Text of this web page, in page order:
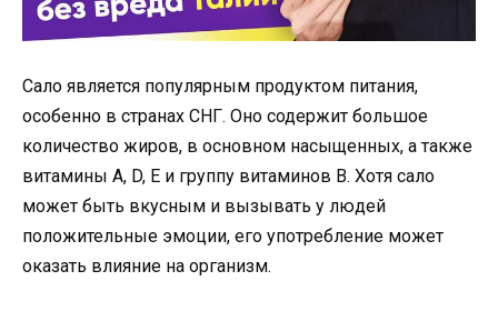
Сало является популярным продуктом питания,
особенно в странах СНГ. Оно содержит большое
количество жиров, в основном насыщенных, а также
витамины A, D, E и группу витаминов B. Хотя сало
может быть вкусным и вызывать у людей
положительные эмоции, его употребление может
оказать влияние на организм.